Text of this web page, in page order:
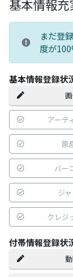
基本情報充
まだ登
度が
基本情報登録状
アーテ
原
バー
ジ
クレジ
付帯情報登録状